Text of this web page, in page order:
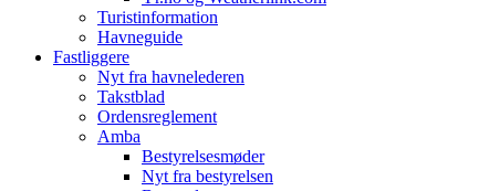
Turistinformation
Havneguide
Fastliggere
Nyt fra havnelederen
Takstblad
Ordensreglement
Amba
Bestyrelsesmøder
Nyt fra bestyrelsen